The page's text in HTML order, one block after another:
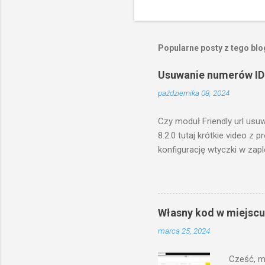
Popularne posty z tego
Usuwanie numerów
października 08, 2024
Czy moduł Friendly url
8.2.0 tutaj krótkie video z
konfigurację wtyczki w
Własny kod w
marca 25, 2024
Cześć,